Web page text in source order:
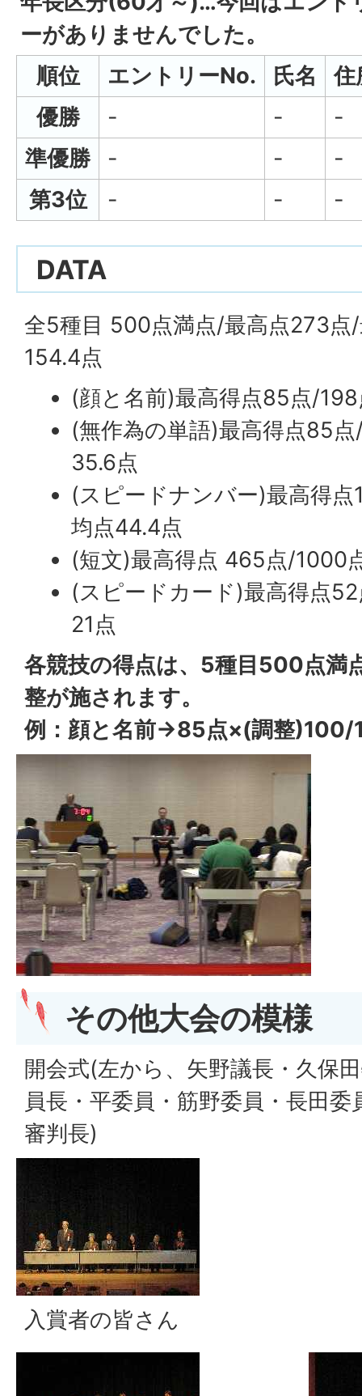
ーがありませんでした。
順位
エントリーNo. 氏名
住
優勝
- -
-
準優勝
- -
-
第3位
- - -
DATA
全5種目 500点満点/最高点273点
154.4点
(顔と名前)最高得点85点/
(無作為の単語)最高得点85
35.6点
(スピードナンバー)最高得
均点44.4点
(短文)最高得点 465点/1000
(スピードカード)最高得点
21点
各競技の得点は、5種目500点満
整が施されます。
例：顔と名前→85点×(調整)100/
その他大会の模様
開会式(左から、矢野議長・久保
員長・平委員・筋野委員・長田
審判長)
入賞者の皆さん